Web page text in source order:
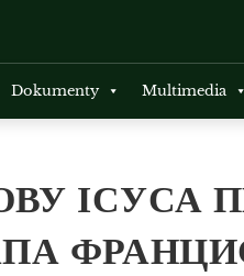
Dokumenty Multimedia
ІСУСА